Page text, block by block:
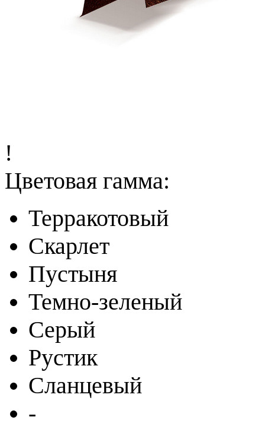
!
Цветовая гамма:
Терракотовый
Скарлет
Пустыня
Темно-зеленый
Серый
Рустик
Сланцевый
-